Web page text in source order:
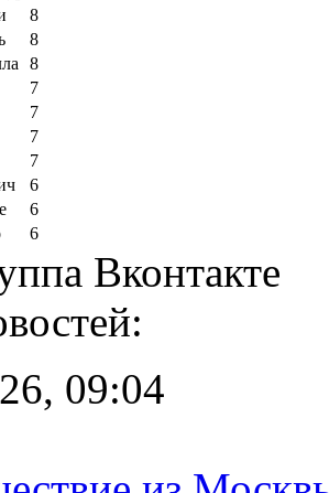
8
8
8
7
7
7
7
6
6
6
Вконтакте
09:04